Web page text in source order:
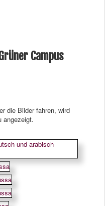
Campus
die Bilder fahren, wird
angezeigt.